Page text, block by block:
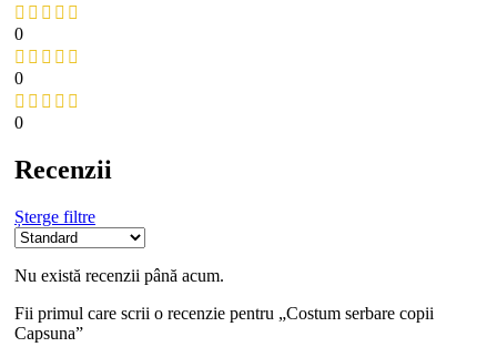
0
0
0
Recenzii
Șterge filtre
Nu există recenzii până acum.
Fii primul care scrii o recenzie pentru „Costum serbare copii
Capsuna”